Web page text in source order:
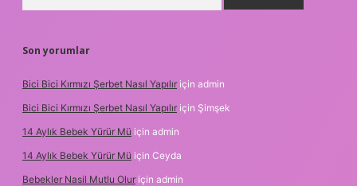
Son yorumlar
Bici Bici Kırmızı Şerbet Nasıl Yapılır için admin
Bici Bici Kırmızı Şerbet Nasıl Yapılır için Şimşek
14 Aylık Bebek Yürür Mü için admin
14 Aylık Bebek Yürür Mü için Ceyda
Bebekler Nasil Mutlu Olur için admin